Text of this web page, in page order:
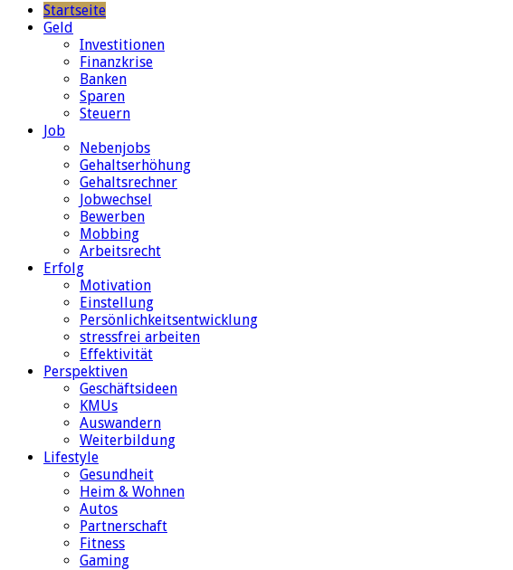
Startseite
Geld
Investitionen
Finanzkrise
Banken
Sparen
Steuern
Job
Nebenjobs
Gehaltserhöhung
Gehaltsrechner
Jobwechsel
Bewerben
Mobbing
Arbeitsrecht
Erfolg
Motivation
Einstellung
Persönlichkeitsentwicklung
stressfrei arbeiten
Effektivität
Perspektiven
Geschäftsideen
KMUs
Auswandern
Weiterbildung
Lifestyle
Gesundheit
Heim & Wohnen
Autos
Partnerschaft
Fitness
Gaming